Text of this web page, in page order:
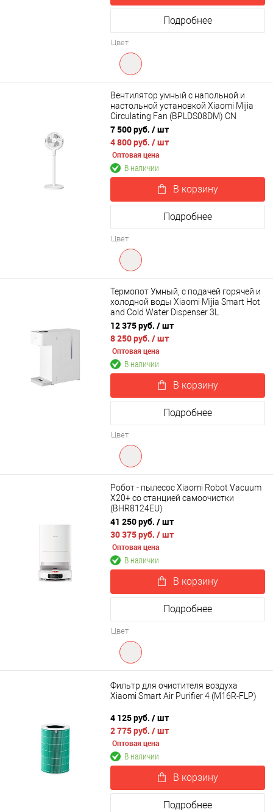
Подробнее
Цвет
Вентилятор умный с напольной и
настольной установкой Xiaomi Mijia
Circulating Fan (BPLDS08DM) CN
7 500 руб. / шт
4 800 руб. / шт
Оптовая цена
В наличии
В корзину
Подробнее
Цвет
Термопот Умный, с подачей горячей и
холодной воды Xiaomi Mijia Smart Hot
and Cold Water Dispenser 3L
(MJMY23YM)
12 375 руб. / шт
8 250 руб. / шт
Оптовая цена
В наличии
В корзину
Подробнее
Цвет
Робот - пылесос Xiaomi Robot Vacuum
X20+ со станцией самоочистки
(BHR8124EU)
41 250 руб. / шт
30 375 руб. / шт
Оптовая цена
В наличии
В корзину
Подробнее
Цвет
Фильтр для очистителя воздуха
Xiaomi Smart Air Purifier 4 (M16R-FLP)
4 125 руб. / шт
2 775 руб. / шт
Оптовая цена
В наличии
В корзину
Подробнее